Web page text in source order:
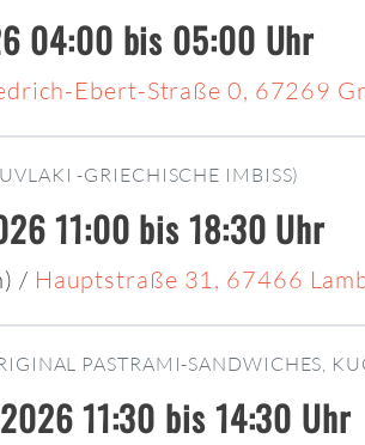
04:00 bis 05:00 Uhr
Ebert-Straße 0, 67269
-GRIECHISCHE IMBISS)
11:00 bis 18:30 Uhr
/ Hauptstraße 31, 67466
PASTRAMI-SANDWICHES,
11:30 bis 14:30 Uhr